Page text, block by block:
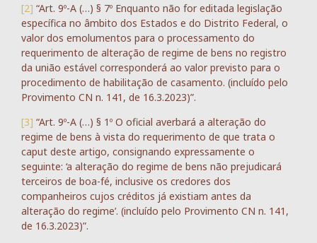
[2] “Art. 9º-A (…) § 7º Enquanto não for editada legislação
específica no âmbito dos Estados e do Distrito Federal, o
valor dos emolumentos para o processamento do
requerimento de alteração de regime de bens no registro
da união estável corresponderá ao valor previsto para o
procedimento de habilitação de casamento. (incluído pelo
Provimento CN n. 141, de 16.3.2023)”.
[3] “Art. 9º-A (…) § 1º O oficial averbará a alteração do
regime de bens à vista do requerimento de que trata o
caput deste artigo, consignando expressamente o
seguinte: ‘a alteração do regime de bens não prejudicará
terceiros de boa-fé, inclusive os credores dos
companheiros cujos créditos já existiam antes da
alteração do regime’. (incluído pelo Provimento CN n. 141,
de 16.3.2023)”.